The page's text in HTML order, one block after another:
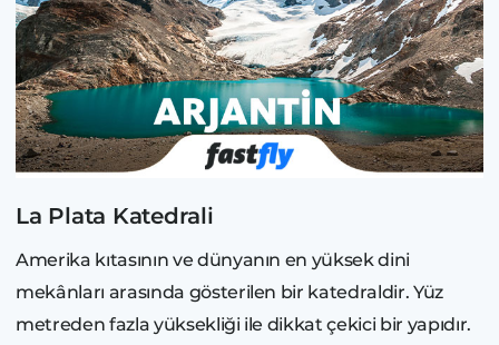
La Plata Katedrali
Amerika kıtasının ve dünyanın en yüksek dini
mekânları arasında gösterilen bir katedraldir. Yüz
metreden fazla yüksekliği ile dikkat çekici bir yapıdır.